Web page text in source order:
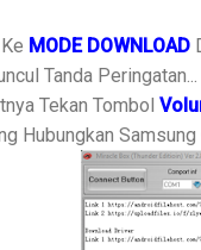
MODE DOWNLOAD
Tanda Peringatan...
Tekan Tombol
Hubungkan